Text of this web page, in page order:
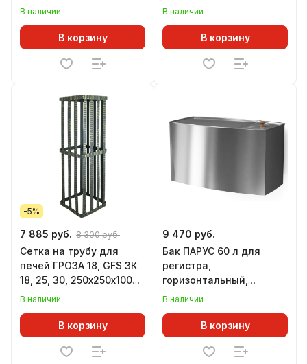
(12 шт), ГЕФЕСТ
В наличии
В корзину
L=450 мм
В наличии
В корзину
-5%
7 885 руб. 8 300 руб.
Сетка на трубу для
печей ГРОЗА 18, GFS ЗК
18, 25, 30, 250х250х1000
мм
В наличии
В корзину
9 470 руб.
Бак ПАРУС 60 л для
регистра,
горизонтальный,
ТЕПЛОДАР
В наличии
В корзину